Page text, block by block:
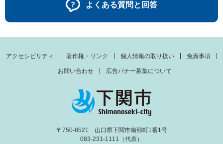
よくある質問と回答
アクセシビリティ 著作権・リンク 個人情報の取り扱い 免責事項
お問い合わせ 広告バナー募集について
〒750-8521 山口県下関市南部町1番1号
083-231-1111（代表）